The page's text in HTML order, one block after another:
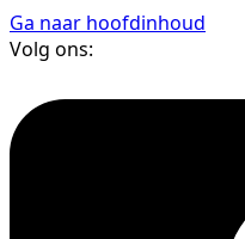
Ga naar hoofdinhoud
Volg ons: